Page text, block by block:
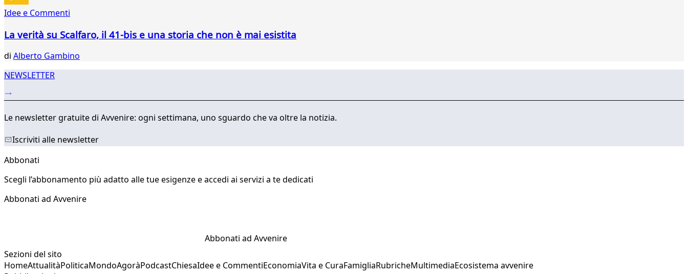
Idee e Commenti
La verità su Scalfaro, il 41-bis e una storia che non è mai esistita
di Alberto Gambino
NEWSLETTER
Le newsletter gratuite di Avvenire: ogni settimana, uno sguardo che va oltre la notizia.
Iscriviti alle newsletter
Abbonati
Scegli l’abbonamento più adatto alle tue esigenze e accedi ai servizi a te dedicati
Abbonati ad Avvenire
Abbonati ad Avvenire
Sezioni del sito
HomeAttualitàPoliticaMondoAgoràPodcastChiesaIdee e CommentiEconomiaVita e CuraFamigliaRubricheMultimediaEcosistema avvenire